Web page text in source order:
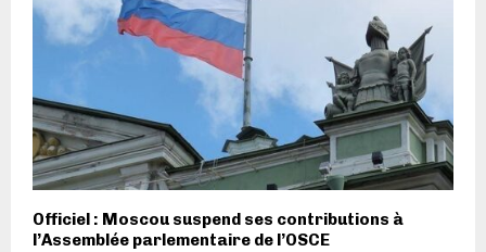
Officiel : Moscou suspend ses contributions à
l’Assemblée parlementaire de l’OSCE